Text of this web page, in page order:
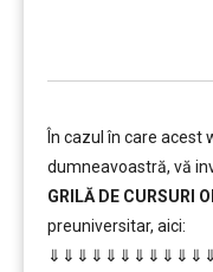
În cazul în care acest
dumneavoastră, vă
GRILĂ DE CURSURI
preuniversitar, aici: